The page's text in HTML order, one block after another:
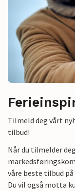
Tilmeld deg vårt
tilbud!
Når du tilmelder
våre beste tilbud
Du vil også motta